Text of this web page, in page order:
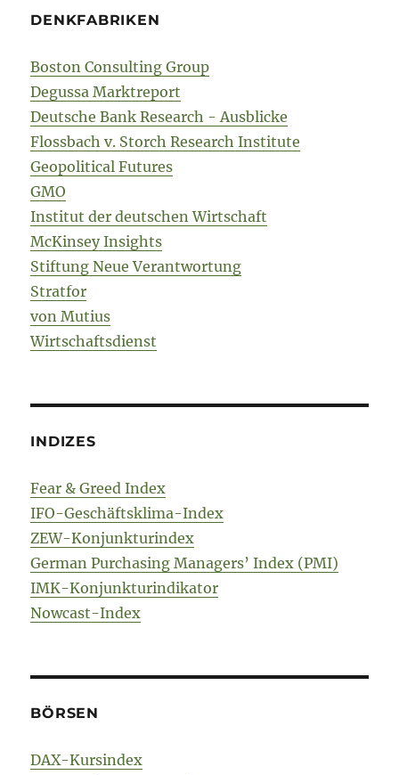
DENKFABRIKEN
Boston Consulting Group
Degussa Marktreport
Deutsche Bank Research - Ausblicke
Flossbach v. Storch Research Institute
Geopolitical Futures
GMO
Institut der deutschen Wirtschaft
McKinsey Insights
Stiftung Neue Verantwortung
Stratfor
von Mutius
Wirtschaftsdienst
INDIZES
Fear & Greed Index
IFO-Geschäftsklima-Index
ZEW-Konjunkturindex
German Purchasing Managers’ Index (PMI)
IMK-Konjunkturindikator
Nowcast-Index
BÖRSEN
DAX-Kursindex